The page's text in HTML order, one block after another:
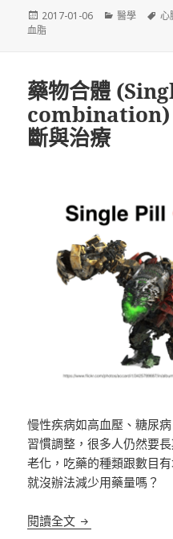
發
佈
2017-01-06
分
醫學
標
心
血脂
藥物合體
combination)
斷與治療
慢性疾病如高血壓、糖尿
習慣調整，很多人仍然要
老化，吃藥的種類跟數目
就沒辦法減少用藥量嗎？
閱讀全文 藥物合體 (Single